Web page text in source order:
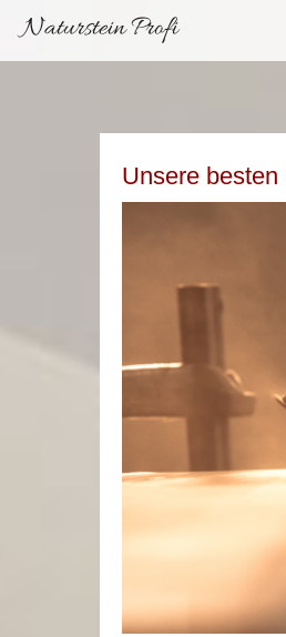
Naturstein Profi
Unsere besten